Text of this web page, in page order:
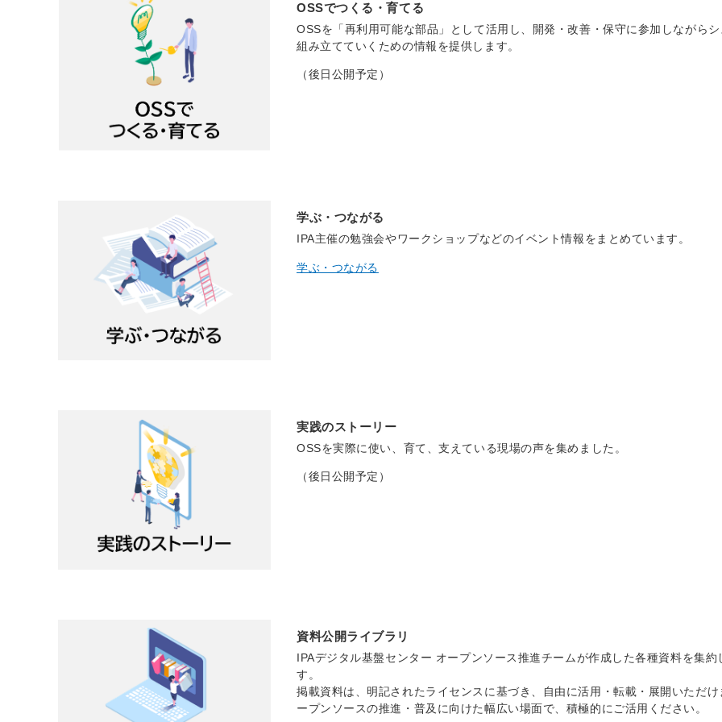
OSSでつくる・育てる
OSSを「再利用可能な部品」として活用し、開発・改善・保守に参加しながら
組み立てていくための情報を提供します。
（後日公開予定）
学ぶ・つながる
IPA主催の勉強会やワークショップなどのイベント情報をまとめています。
学ぶ・つながる
実践のストーリー
OSSを実際に使い、育て、支えている現場の声を集めました。
（後日公開予定）
資料公開ライブラリ
IPAデジタル基盤センター オープンソース推進チームが作成した各種資料を集約
す。
掲載資料は、明記されたライセンスに基づき、自由に活用・転載・展開いただけ
ープンソースの推進・普及に向けた幅広い場面で、積極的にご活用ください。